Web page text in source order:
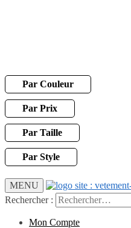
Par Couleur
Par Prix
Par Taille
Par Style
MENU
Rechercher :
Mon Compte